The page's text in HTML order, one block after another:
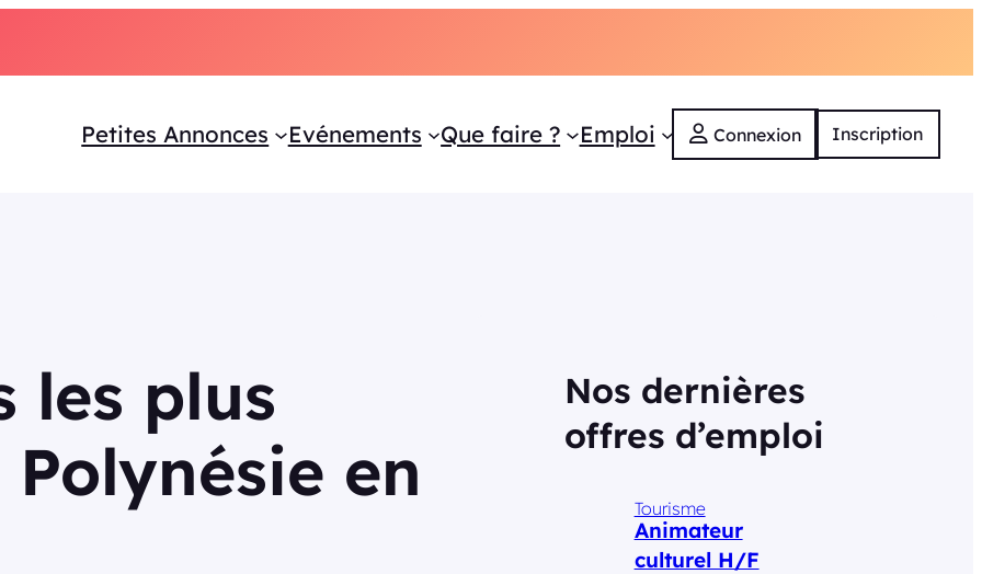
Petites Annonces Evénements Que faire ? Emploi Connexion Inscription
les plus
en
Nos dernières
offres d’emploi
Tourisme
Animateur
culturel H/F